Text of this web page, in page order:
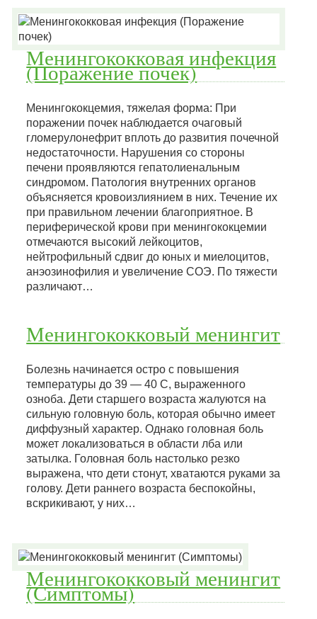
Менингококковая инфекция
(Поражение почек)
Менингококцемия, тяжелая форма: При
поражении почек наблюдается очаговый
гломерулонефрит вплоть до развития почечной
недостаточности. Нарушения со стороны
печени проявляются гепатолиенальным
синдромом. Патология внутренних органов
объясняется кровоизлиянием в них. Течение их
при правильном лечении благоприятное. В
периферической крови при менингококцемии
отмечаются высокий лейкоцитов,
нейтрофильный сдвиг до юных и миелоцитов,
анэозинофилия и увеличение СОЭ. По тяжести
различают…
Менингококковый менингит
Болезнь начинается остро с повышения
температуры до 39 — 40 С, выраженного
озноба. Дети старшего возраста жалуются на
сильную головную боль, которая обычно имеет
диффузный характер. Однако головная боль
может локализоваться в области лба или
затылка. Головная боль настолько резко
выражена, что дети стонут, хватаются руками за
голову. Дети раннего возраста беспокойны,
вскрикивают, у них…
Менингококковый менингит
(Симптомы)